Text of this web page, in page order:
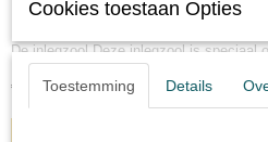
De inlegzool Deze inlegzool is speciaal
€ 21,50
Cookies toestaan Opties
Toestemming Details